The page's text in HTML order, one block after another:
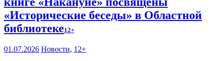
«Исторические беседы» в Областной
библиотеке12+
01.07.2026 Новости, 12+